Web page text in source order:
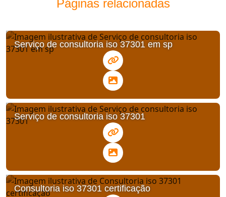
Páginas relacionadas
Serviço de consultoria iso 37301 em sp
Serviço de consultoria iso 37301
Consultoria iso 37301 certificação